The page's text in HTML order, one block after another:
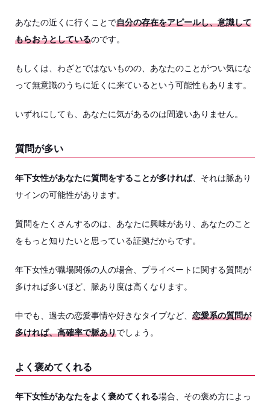
あなたの近くに行くことで自分の存在をアピールし、意識して
もらおうとしているのです。
もしくは、わざとではないものの、あなたのことがつい気にな
って無意識のうちに近くに来ているという可能性もあります。
いずれにしても、あなたに気があるのは間違いありません。
質問が多い
年下女性があなたに質問をすることが多ければ、それは脈あり
サインの可能性があります。
質問をたくさんするのは、あなたに興味があり、あなたのこと
をもっと知りたいと思っている証拠だからです。
年下女性が職場関係の人の場合、プライベートに関する質問が
多ければ多いほど、脈あり度は高くなります。
中でも、過去の恋愛事情や好きなタイプなど、 恋愛系の質問が
多ければ、高確率で脈ありでしょう。
よく褒めてくれる
年下女性があなたをよく褒めてくれる場合、その褒め方によっ